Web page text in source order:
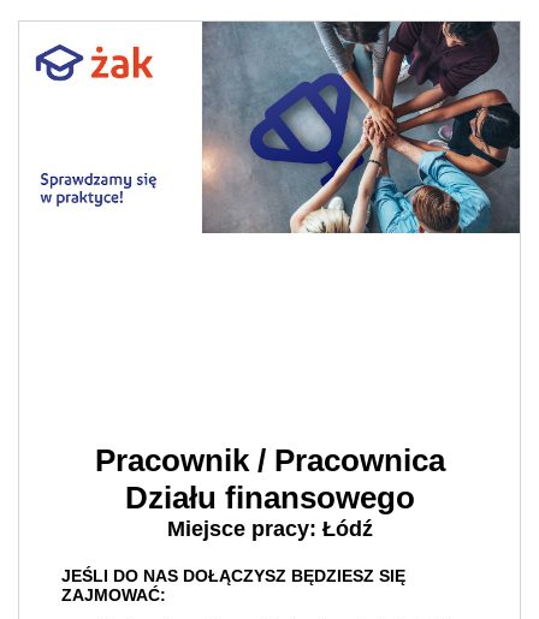
Pracownik / Pracownica
Działu finansowego
Miejsce pracy: Łódź
JEŚLI DO NAS DOŁĄCZYSZ BĘDZIESZ SIĘ
ZAJMOWAĆ: